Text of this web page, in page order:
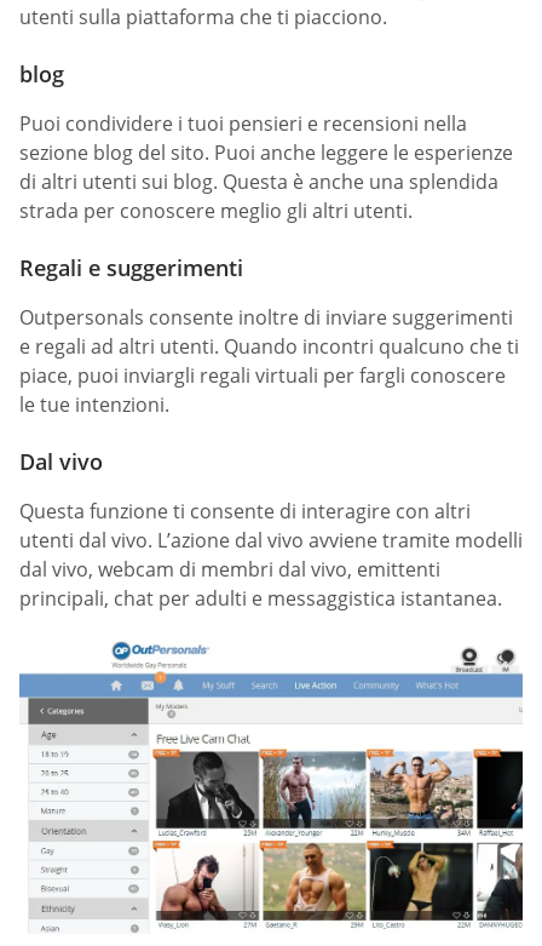
utenti sulla piattaforma che ti piacciono.
blog
Puoi condividere i tuoi pensieri e recensioni nella
sezione blog del sito. Puoi anche leggere le esperienze
di altri utenti sui blog. Questa è anche una splendida
strada per conoscere meglio gli altri utenti.
Regali e suggerimenti
Outpersonals consente inoltre di inviare suggerimenti
e regali ad altri utenti. Quando incontri qualcuno che ti
piace, puoi inviargli regali virtuali per fargli conoscere
le tue intenzioni.
Dal vivo
Questa funzione ti consente di interagire con altri
utenti dal vivo. L’azione dal vivo avviene tramite modelli
dal vivo, webcam di membri dal vivo, emittenti
principali, chat per adulti e messaggistica istantanea.